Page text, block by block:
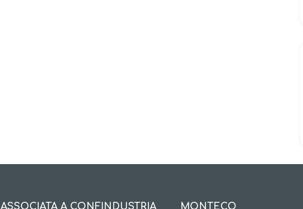
ASSOCIATA A CONFINDUSTRIA
MONTECO